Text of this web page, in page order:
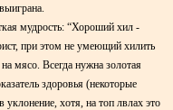
мудрость: “Хороший хил -
при этом не умеющий хилить
мясо. Всегда нужна золотая
здоровья (некоторые
хотя, на топ лвлах это